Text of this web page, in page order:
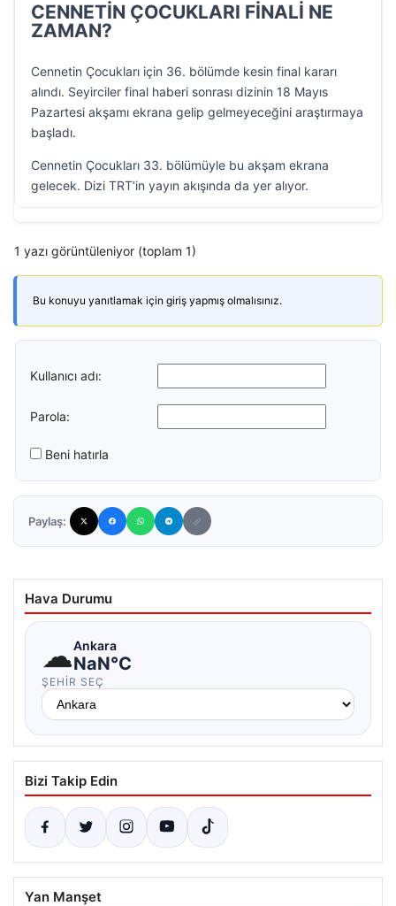
CENNETİN ÇOCUKLARI FİNALİ NE
ZAMAN?
Cennetin Çocukları için 36. bölümde kesin final kararı
alındı. Seyirciler final haberi sonrası dizinin 18 Mayıs
Pazartesi akşamı ekrana gelip gelmeyeceğini araştırmaya
başladı.
Cennetin Çocukları 33. bölümüyle bu akşam ekrana
gelecek. Dizi TRT’in yayın akışında da yer alıyor.
1 yazı görüntüleniyor (toplam 1)
Bu konuyu yanıtlamak için giriş yapmış olmalısınız.
Kullanıcı adı:
Parola:
Beni hatırla
Paylaş:
Hava Durumu
☁Ankara
NaN°C
ŞEHIR SEÇ
Bizi Takip Edin
Yan Manşet